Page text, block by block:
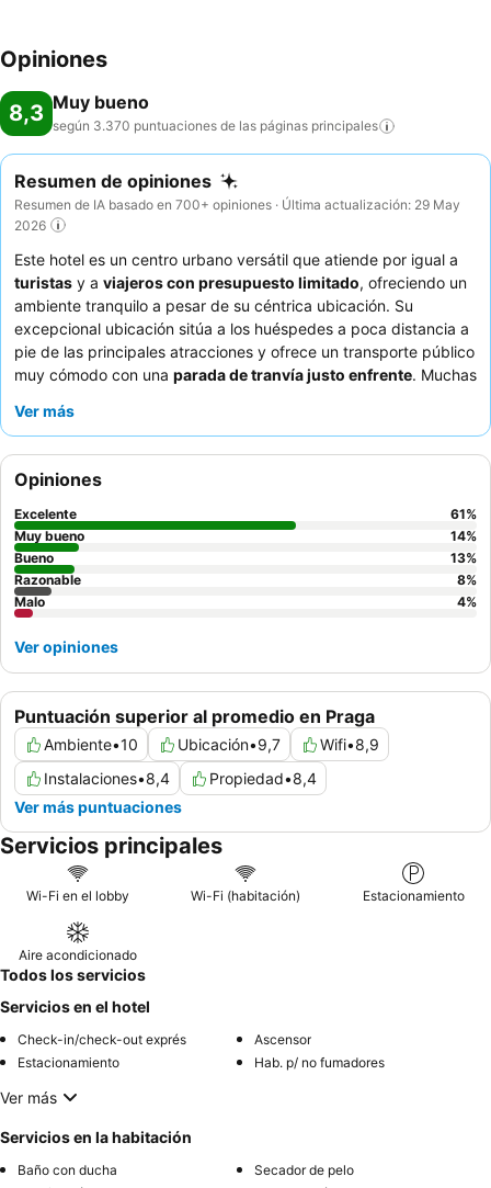
Opiniones
8,3 Muy bueno
según 3.370 puntuaciones de las páginas principales
Resumen de opiniones
Resumen de IA basado en 700+ opiniones · Última actualización: 29 May
2026
Este hotel es un centro urbano versátil que atiende por igual a
turistas y a viajeros con presupuesto limitado, ofreciendo un
ambiente tranquilo a pesar de su céntrica ubicación. Su
excepcional ubicación sitúa a los huéspedes a poca distancia a
pie de las principales atracciones y ofrece un transporte público
muy cómodo con una parada de tranvía justo enfrente. Muchas
microondas, hervidor de agua y cubertería básica, lo que
constantemente la actitud acogedora y servicial del personal,
destacando la eficiencia del equipo de recepción. Para una
estancia más tranquila, elija una habitación con vistas al jardín.
Ver más
Puntuación superior al promedio en Praga
Ambiente•10 Ubicación•9,7 Wifi•8,9
Instalaciones•8,4 Propiedad•8,4
Ver más puntuaciones
Opiniones
Excelente 61%
Muy bueno
14%
Bueno
13%
Razonable
8%
Malo
4%
Ver opiniones
Servicios principales
Wi-Fi en el lobby Wi-Fi (habitación) Estacionamiento
Aire acondicionado
Todos los servicios
Servicios en el hotel
Check-in/check-out exprés
Ascensor
Estacionamiento
Hab. p/ no fumadores
Ver más
Servicios en la habitación
Baño con ducha
Secador de pelo